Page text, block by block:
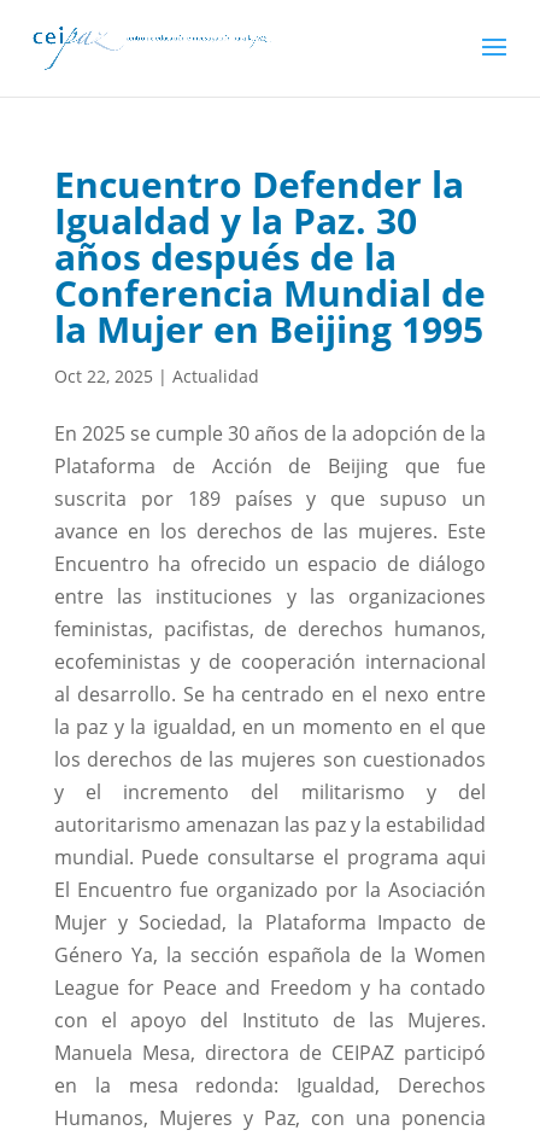
Encuentro Defender la
Igualdad y la Paz. 30
años después de la
Conferencia Mundial de
la Mujer en Beijing 1995
Oct 22, 2025 | Actualidad
En 2025 se cumple 30 años de la adopción de la
Plataforma de Acción de Beijing que fue
suscrita por 189 países y que supuso un
avance en los derechos de las mujeres. Este
Encuentro ha ofrecido un espacio de diálogo
entre las instituciones y las organizaciones
feministas, pacifistas, de derechos humanos,
ecofeministas y de cooperación internacional
al desarrollo. Se ha centrado en el nexo entre
la paz y la igualdad, en un momento en el que
los derechos de las mujeres son cuestionados
y el incremento del militarismo y del
autoritarismo amenazan las paz y la estabilidad
mundial. Puede consultarse el programa aqui
El Encuentro fue organizado por la Asociación
Mujer y Sociedad, la Plataforma Impacto de
Género Ya, la sección española de la Women
League for Peace and Freedom y ha contado
con el apoyo del Instituto de las Mujeres.
Manuela Mesa, directora de CEIPAZ participó
en la mesa redonda: Igualdad, Derechos
Humanos, Mujeres y Paz, con una ponencia